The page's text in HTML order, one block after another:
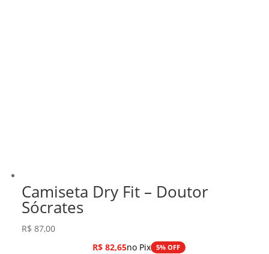
Camiseta Dry Fit – Doutor
Sócrates
R$ 87,00
R$82,65no Pix 5% OFF